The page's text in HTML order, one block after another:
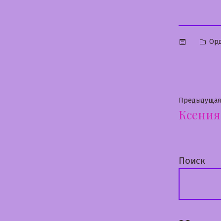
по
Предыдущая
Ксения
Поиск